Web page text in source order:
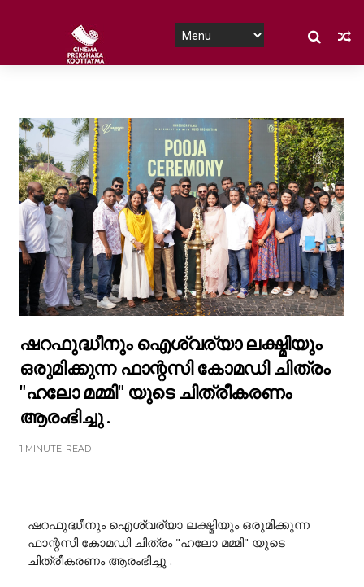
ഷറഫുദ്ധീനും ഐശ്വര്യാ ലക്ഷ്മിയും
ഒരുമിക്കുന്ന ഫാന്റസി കോമഡി ചിത്രം
"ഹലോ മമ്മി" യുടെ ചിത്രീകരണം
ആരംഭിച്ചു .
1 MINUTE READ
ഷറഫുദ്ധീനും ഐശ്വര്യാ ലക്ഷ്മിയും ഒരുമിക്കുന്ന
ഫാന്റസി കോമഡി ചിത്രം "ഹലോ മമ്മി" യുടെ
ചിത്രീകരണം ആരംഭിച്ചു .